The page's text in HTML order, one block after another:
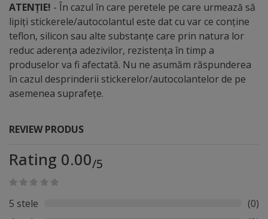
ATENȚIE! - În cazul în care peretele pe care urmează să
lipiți stickerele/autocolantul este dat cu var ce conține
teflon, silicon sau alte substanțe care prin natura lor
reduc aderența adezivilor, rezistența în timp a
produselor va fi afectată. Nu ne asumăm răspunderea
în cazul desprinderii stickerelor/autocolantelor de pe
asemenea suprafețe.
REVIEW PRODUS
Rating 0.00/5
5 stele
(0)